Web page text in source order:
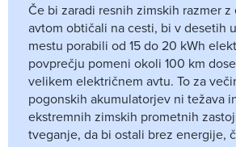
Če bi zaradi resnih zimskih razmer
avtom obtičali na cesti, bi v desetih
mestu porabili od 15 do 20 kWh
povprečju pomeni okoli 100 km
velikem električnem avtu. To za
pogonskih akumulatorjev ni težava
ekstremnih zimskih prometnih
tveganje, da bi ostali brez energije,